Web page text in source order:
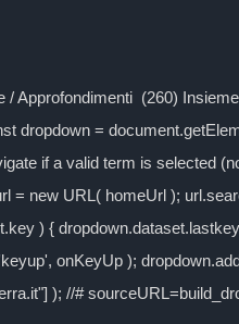
Approfondimenti (260)
=
if a valid term is selected
new URL( homeUrl );
) {
onKeyUp );
); //#